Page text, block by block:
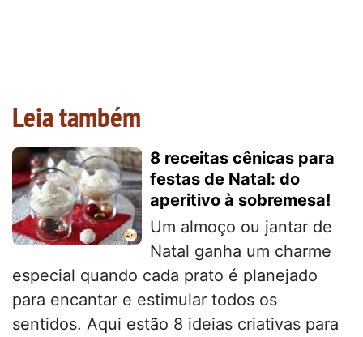
Leia também
8 receitas cênicas para
festas de Natal: do
aperitivo à sobremesa!
Um almoço ou jantar de
Natal ganha um charme
especial quando cada prato é planejado
para encantar e estimular todos os
sentidos. Aqui estão 8 ideias criativas para